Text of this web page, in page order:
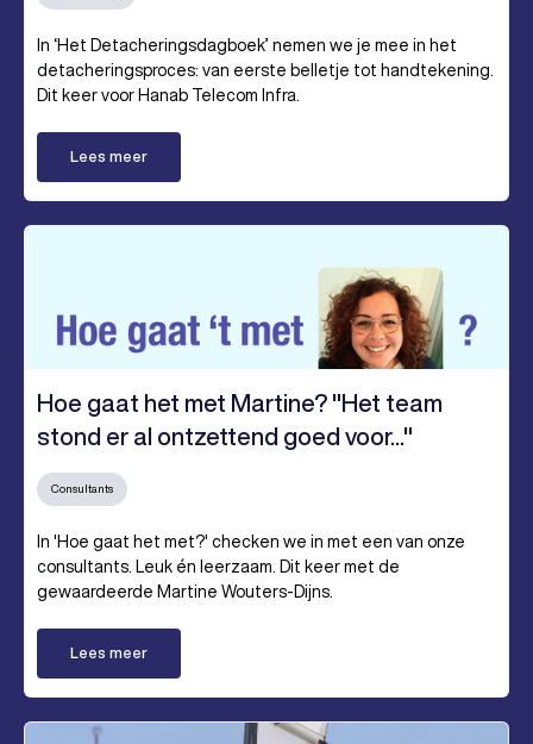
In ‘Het Detacheringsdagboek’ nemen we je mee in het
detacheringsproces: van eerste belletje tot handtekening.
Dit keer voor Hanab Telecom Infra.
Lees meer
Hoe gaat het met Martine? "Het team
stond er al ontzettend goed voor..."
Consultants
In 'Hoe gaat het met?' checken we in met een van onze
consultants. Leuk én leerzaam. Dit keer met de
gewaardeerde Martine Wouters-Dijns.
Lees meer